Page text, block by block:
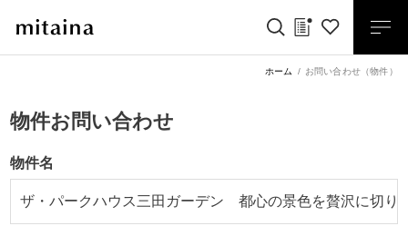
ホーム お問い合わせ（物件）
物件お問い合わせ
物件名